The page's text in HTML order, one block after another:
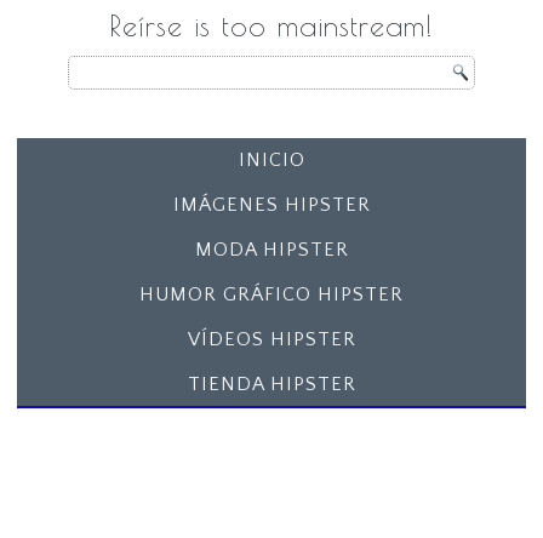
Reírse is too mainstream!
INICIO
IMÁGENES HIPSTER
MODA HIPSTER
HUMOR GRÁFICO HIPSTER
VÍDEOS HIPSTER
TIENDA HIPSTER